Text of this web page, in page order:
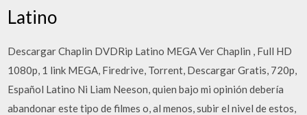
Latino
Descargar Chaplin DVDRip Latino MEGA Ver Chaplin , Full HD
1080p, 1 link MEGA, Firedrive, Torrent, Descargar Gratis, 720p,
Español Latino Ni Liam Neeson, quien bajo mi opinión debería
abandonar este tipo de filmes o, al menos, subir el nivel de estos,